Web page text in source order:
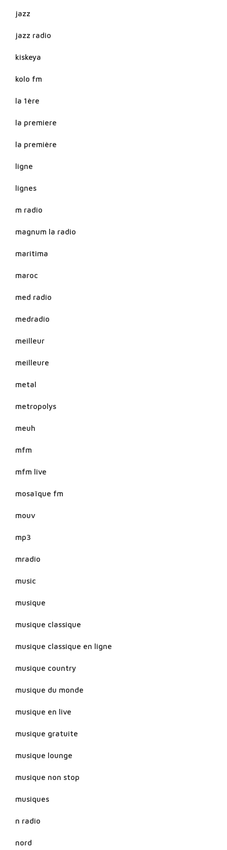
jazz
jazz radio
kiskeya
kolo fm
la 1ère
la premiere
la première
ligne
lignes
m radio
magnum la radio
maritima
maroc
med radio
medradio
meilleur
meilleure
metal
metropolys
meuh
mfm
mfm live
mosaïque fm
mouv
mp3
mradio
music
musique
musique classique
musique classique en ligne
musique country
musique du monde
musique en live
musique gratuite
musique lounge
musique non stop
musiques
n radio
nord